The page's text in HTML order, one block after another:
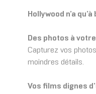
Hollywood n’a
Des photos à
Capturez vos
moindres détails.
Vos films dignes